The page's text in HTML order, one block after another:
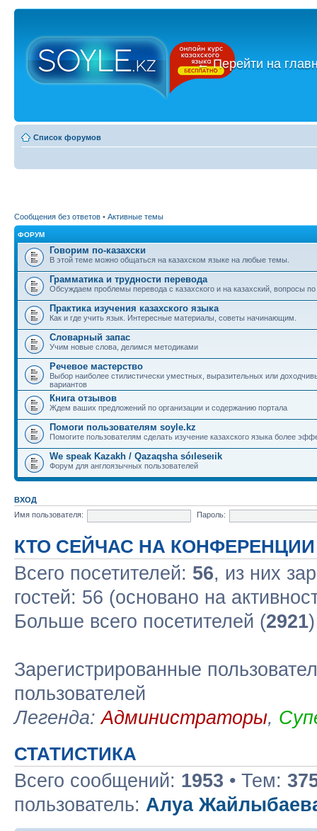
←Перейти на
Список форумов
Сообщения без ответов • Активные темы
ФОРУМ
Говорим по-казахски
В этой теме можно общаться на казахском языке на любые темы.
Грамматика и трудности перевода
Обсуждаем проблемы перевода с казахского и на казахский, вопросы
Практика изучения казахского языка
Как и где учить язык. Интересные материалы, советы начинающим.
Словарный запас
Учим новые слова, делимся методиками
Речевое мастерство
Выбор наиболее стилистически уместных, выразительных или
вариантов
Книга отзывов
Ждем ваших предложений по организации и содержанию портала
Помоги пользователям soyle.kz
Помогите пользователям сделать изучение казахского языка более
We speak Kazakh / Qazaqsha sóıleseıik
Форум для англоязычных пользователей
ВХОД
Имя пользователя:
Пароль:
КТО СЕЙЧАС НА КОНФЕРЕНЦИИ
Всего посетителей: 56, из них
гостей: 56 (основано на
Больше всего посетителей (2921
Зарегистрированные
пользователей
Легенда:Администраторы,
СТАТИСТИКА
Всего сообщений: 1953 • Тем:
пользователь: Алуа